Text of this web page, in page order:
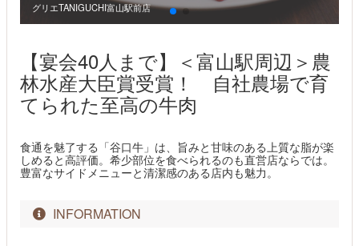
グリエTANIGUCHI富山駅前店
【宴会40人まで】＜富山駅周辺＞農
林水産大臣賞受賞！ 自社農場で育
てられた至高の牛肉
食通を魅了する「谷口牛」は、旨みと甘味のある上質な脂が楽
しめると高評価。希少部位を食べられるのも直営店ならでは。
豊富なサイドメニューと清潔感のある店内も魅力。
INFORMATION